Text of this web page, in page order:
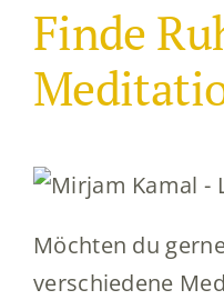
Finde
Möchten du
verschiedene